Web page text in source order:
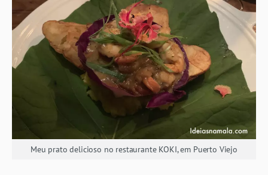
Meu prato delicioso no restaurante KOKI, em Puerto Viejo